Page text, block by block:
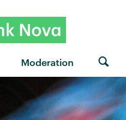
Moderation
"Man of the House" von Skye